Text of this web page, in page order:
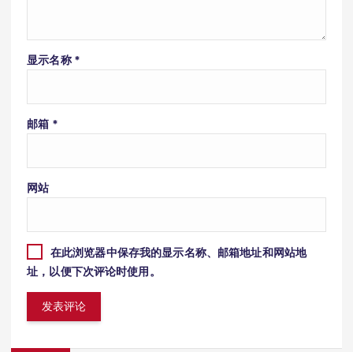
显示名称 *
邮箱 *
网站
在此浏览器中保存我的显示名称、邮箱地址和网站地
址，以便下次评论时使用。